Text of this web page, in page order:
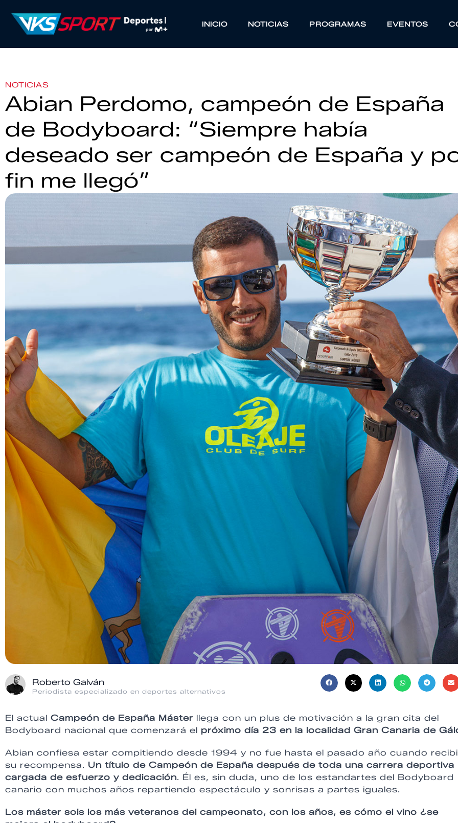
INICIO NOTICIAS PROGRAMAS EVENTOS
NOTICIAS
Abian Perdomo, campeón de España
de Bodyboard: “Siempre había
deseado ser campeón de España y
fin me llegó”
Roberto Galván
Periodista especializado en deportes alternativos
El actual Campeón de España Máster llega con un plus de motivación a la gran cita del
Bodyboard nacional que comenzará el próximo día 23 en la localidad Gran Canaria de
Abian confiesa estar compitiendo desde 1994 y no fue hasta el pasado año cuando
su recompensa. Un título de Campeón de España después de toda una carrera deportiva
cargada de esfuerzo y dedicación. Él es, sin duda, uno de los estandartes del Bodyboard
canario con muchos años repartiendo espectáculo y sonrisas a partes iguales.
Los máster sois los más veteranos del campeonato, con los años, es cómo el vino ¿se